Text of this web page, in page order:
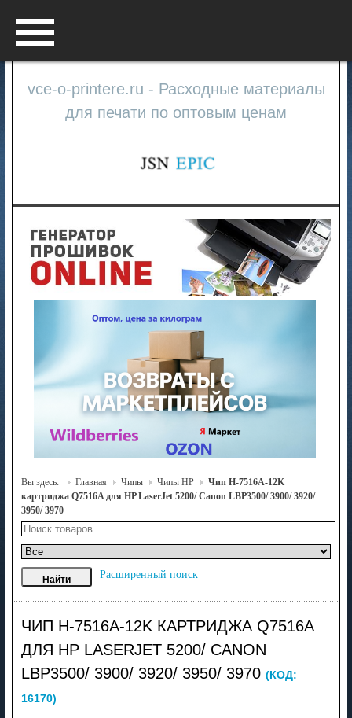
vce-o-printere.ru - Расходные материалы
для печати по оптовым ценам
Вы здесь: Главная Чипы Чипы HP
Чип H-7516A-12K
картриджа Q7516A для HP LaserJet 5200/ Canon LBP3500/ 3900/ 3920/
3950/ 3970
Расширенный поиск
ЧИП H-7516A-12K КАРТРИДЖА Q7516A
ДЛЯ HP LASERJET 5200/ CANON
LBP3500/ 3900/ 3920/ 3950/ 3970 (КОД:
16170)